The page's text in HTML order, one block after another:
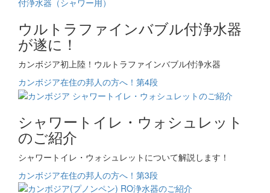
ウルトラファインバブル付浄水器
が遂に！
カンボジア初上陸！ウルトラファインバブル付浄水器
カンボジア在住の邦人の方へ！第4段
シャワートイレ・ウォシュレット
のご紹介
シャワートイレ・ウォシュレットについて解説します！
カンボジア在住の邦人の方へ！第3段